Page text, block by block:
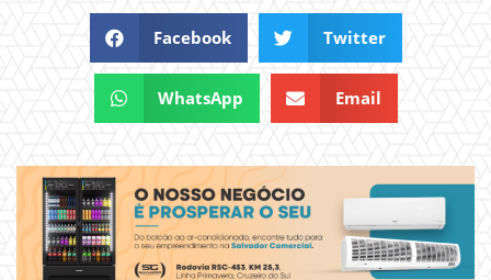
Facebook Twitter
WhatsApp Email